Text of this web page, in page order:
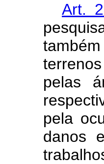
Art.
pelas
pela
danos